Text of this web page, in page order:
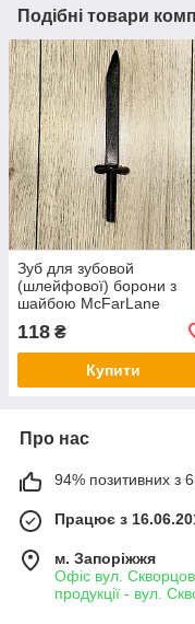
Подібні товари
Зуб для зубовой
(шлейфової) борони з
шайбою McFarLane
(МАКФАРЛЕЙН)
118 ₴
Купити
Про нас
94% позитивних з
Працює з
м. Запоріжжя
Офіс вул.
продукції - вул.